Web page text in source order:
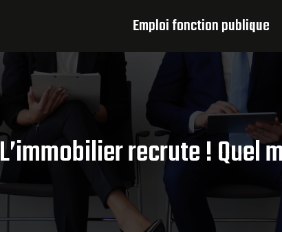
Emploi fonction publique
L’immobilier recrute ! Quel